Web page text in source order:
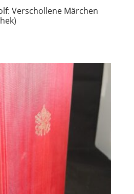
Verschollene Märchen